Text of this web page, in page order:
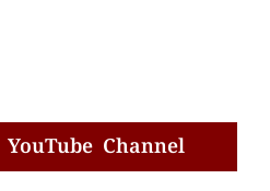
Channel